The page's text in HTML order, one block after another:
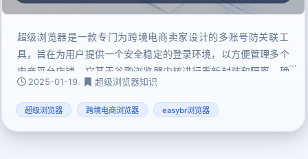
超级浏览器是一款专门为跨境电商卖家设计的多账号防关联工
具，旨在为用户提供一个安全稳定的登录环境，以方便管理多个
电商平台店铺。它基于谷歌浏览器内核进行重新封装和隔离，确
保每个账号都能获得独立且稳定的登录系统环境。超级浏览器在
用户启动店铺时，会自动检测登录环境的安全性，并提醒潜在的
2025-01-19 超级浏览器知识
超级浏览器 跨境电商浏览器 easybr浏览器